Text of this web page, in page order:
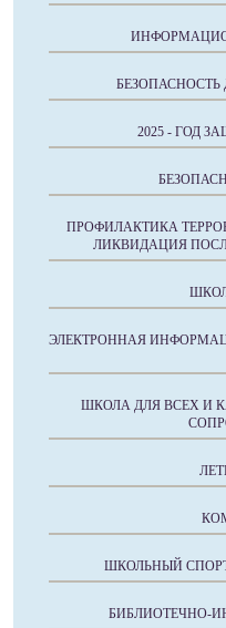
2025 - ГОД
ПРОФИЛАКТИКА
ЛИКВИДАЦИЯ
ЭЛЕКТРОННАЯ
ШКОЛА ДЛЯ ВСЕХ И
ШКОЛЬНЫЙ
БИБЛИОТЕЧНО-